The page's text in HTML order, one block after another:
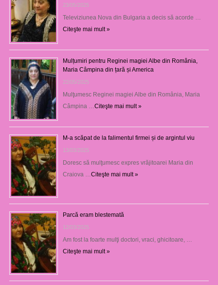
23/05/2025
Televiziunea Nova din Bulgaria a decis să acorde …
Citeşte mai mult »
Mulțumiri pentru Reginei magiei Albe din România,
Maria Câmpina din țară și America
22/05/2025
Mulţumesc Reginei magiei Albe din România, Maria
Câmpina …Citeşte mai mult »
M-a scăpat de la falimentul firmei și de argintul viu
13/03/2025
Doresc să mulţumesc expres vrăjitoarei Maria din
Craiova …Citeşte mai mult »
Parcă eram blestemată
12/03/2025
Am fost la foarte mulţi doctori, vraci, ghicitoare, …
Citeşte mai mult »